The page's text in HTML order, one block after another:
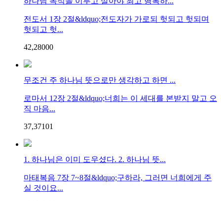
전도서 1장 2절&ldquo;전도자가 가로되 헛되고 헛되며
헛되고 헛...
42,28000
무조건 주 하나님 뜻으로만 생각하고 하면 ...
로마서 12장 2절&ldquo;너희는 이 세대를 본받지 말고 오
직 마음...
37,37101
1. 하나님은 이미 도우셨다. 2. 하나님 뜻...
마태복음 7장 7~8절&ldquo;구하라, 그러면 너희에게 주
실 것이요...